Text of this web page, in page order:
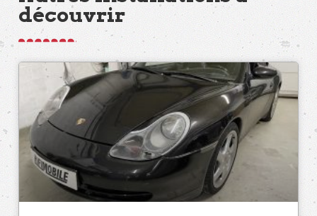
découvrir